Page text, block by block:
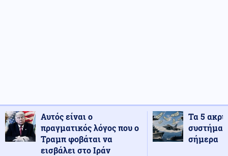
Αυτός είναι ο
πραγματικός λόγος που ο
Τραμπ φοβάται να
εισβάλει στο Ιράν
Τα 5
σήμερα